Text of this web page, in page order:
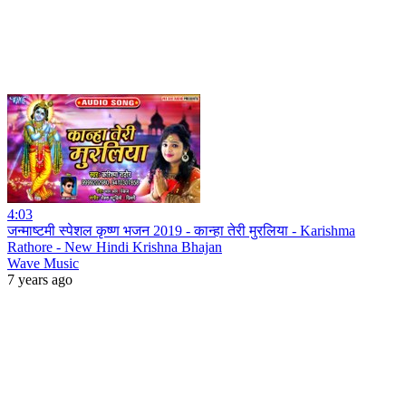
4:03
जन्माष्टमी स्पेशल कृष्ण भजन 2019 - कान्हा तेरी मुरलिया - Karishma
Rathore - New Hindi Krishna Bhajan
Wave Music
7 years ago